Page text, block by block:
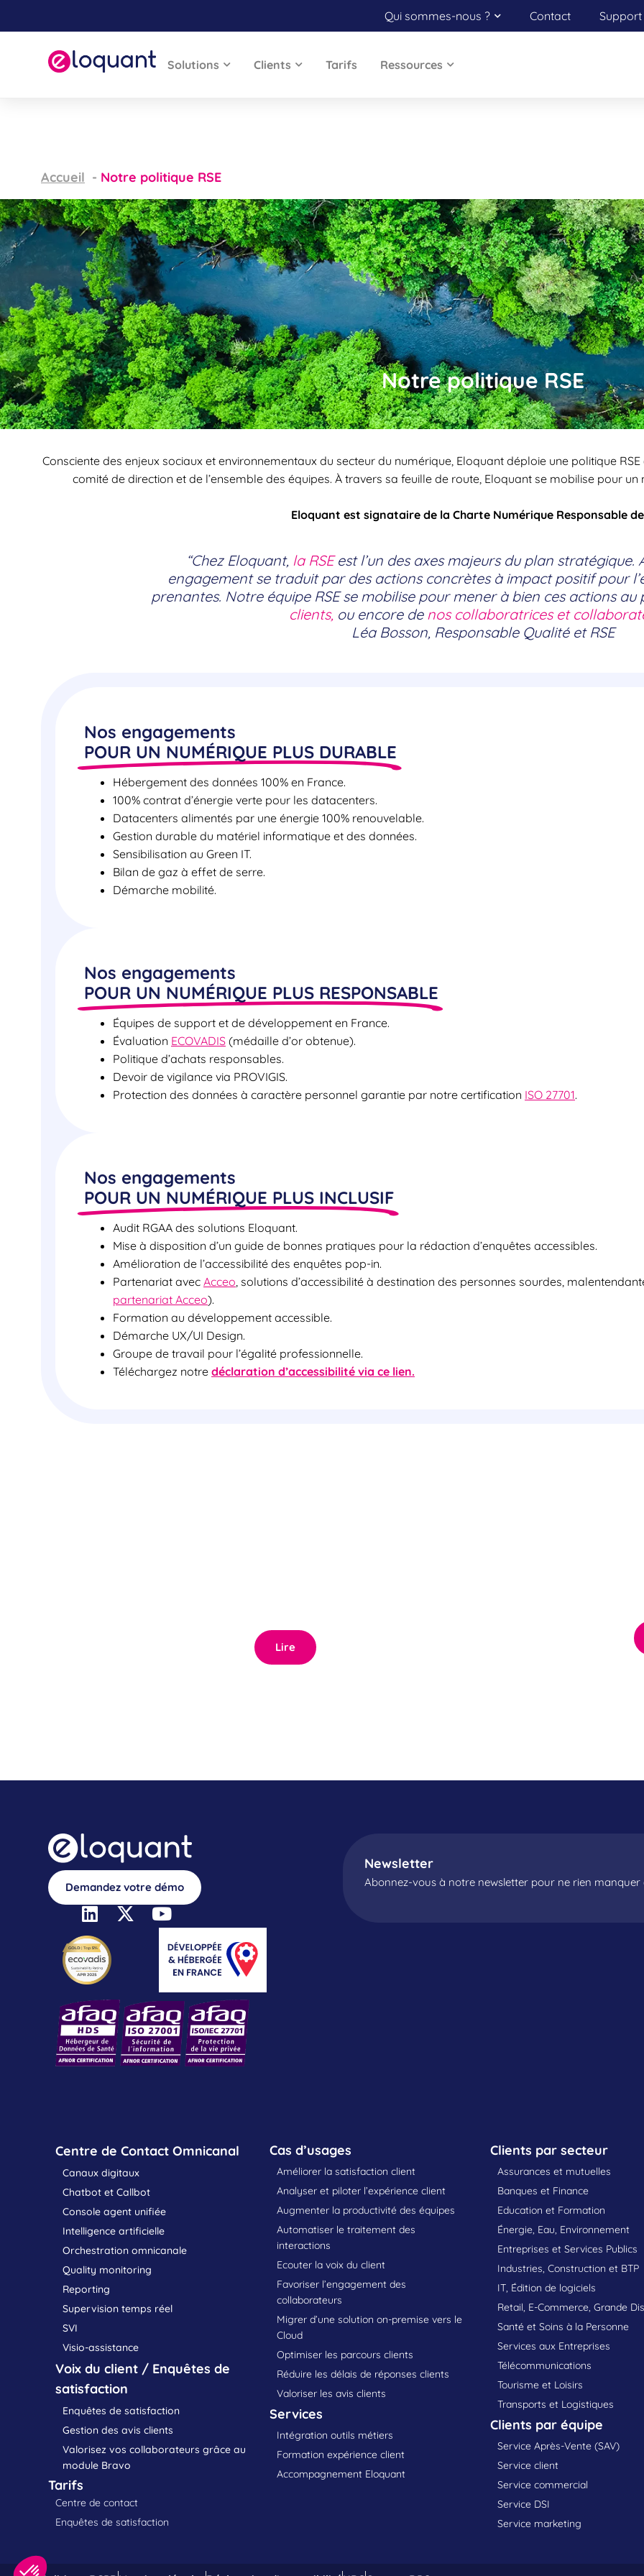
Qui sommes-nous ? Contact
Solutions Clients Tarifs Ressources
Accueil Notre politique RSE
Notre politique RSE
Consciente des enjeux sociaux et environnementaux du secteur du numérique, Eloquant déploie une politique
comité de direction et de l’ensemble des équipes. À travers sa feuille de route, Eloquant se mobilise pour
Eloquant est signataire de la Charte Numérique Responsable de
“Chez Eloquant, la RSEest l’un des axes majeurs du plan stratégique.​
engagement se traduit par des actions concrètes à impact positif pour
prenantes. Notre équipe RSE se mobilise pour mener à bien ces actions au
clients, ou encore de nos collaboratrices et
Léa Bosson, Responsable Qualité et RSE
Nos engagements
POUR UN NUMÉRIQUE PLUS DURABLE
Hébergement des données 100% en France.
100% contrat d’énergie verte pour les datacenters.
Datacenters alimentés par une énergie 100% renouvelable.
Gestion durable du matériel informatique et des données.
Sensibilisation au Green IT.
Bilan de gaz à effet de serre.
Démarche mobilité.
Nos engagements
POUR UN NUMÉRIQUE PLUS RESPONSABLE
Équipes de support et de développement en France.
Évaluation ECOVADIS (médaille d’or obtenue).
Politique d’achats responsables.
Devoir de vigilance via PROVIGIS.
Protection des données à caractère personnel garantie par notre certification ISO 27701.
Nos engagements
POUR UN NUMÉRIQUE PLUS INCLUSIF
Audit RGAA des solutions Eloquant.
Mise à disposition d’un guide de bonnes pratiques pour la rédaction d’enquêtes accessibles.
Amélioration de l’accessibilité des enquêtes pop-in.
Partenariat avec Acceo , solutions d’accessibilité à destination des personnes sourdes,
partenariat Acceo).
Formation au développement accessible.
Démarche UX/UI Design.
Groupe de travail pour l’égalité professionnelle.
Téléchargez notre déclaration d’accessibilité via ce lien.
Lire
Demandez votre démo
Newsletter
Abonnez-vous à notre newsletter pour ne rien manquer
Centre de Contact Omnicanal
Canaux digitaux
Chatbot et Callbot
Console agent unifiée
Intelligence artificielle
Orchestration omnicanale
Quality monitoring
Reporting
Supervision temps réel
SVI
Visio-assistance
Voix du client / Enquêtes de
satisfaction
Enquêtes de satisfaction
Gestion des avis clients
Valorisez vos collaborateurs grâce au
module Bravo
Tarifs
Centre de contact
Enquêtes de satisfaction
Cas d’usages
Améliorer la satisfaction client
Analyser et piloter l’expérience client
Augmenter la productivité des équipes
Automatiser le traitement des
interactions
Ecouter la voix du client
Favoriser l’engagement des
collaborateurs
Migrer d’une solution on-premise vers le
Cloud
Optimiser les parcours clients
Réduire les délais de réponses clients
Valoriser les avis clients
Services
Intégration outils métiers
Formation expérience client
Accompagnement Eloquant
Clients par secteur
Assurances et mutuelles
Banques et Finance
Education et Formation
Énergie, Eau, Environnement
Entreprises et Services Publics
Industries, Construction et BTP
IT, Édition de logiciels
Retail, E-Commerce, Grande
Santé et Soins à la Personne
Services aux Entreprises
Télécommunications
Tourisme et Loisirs
Transports et Logistiques
Clients par équipe
Service Après-Vente (SAV)
Service client
Service commercial
Service DSI
Service marketing